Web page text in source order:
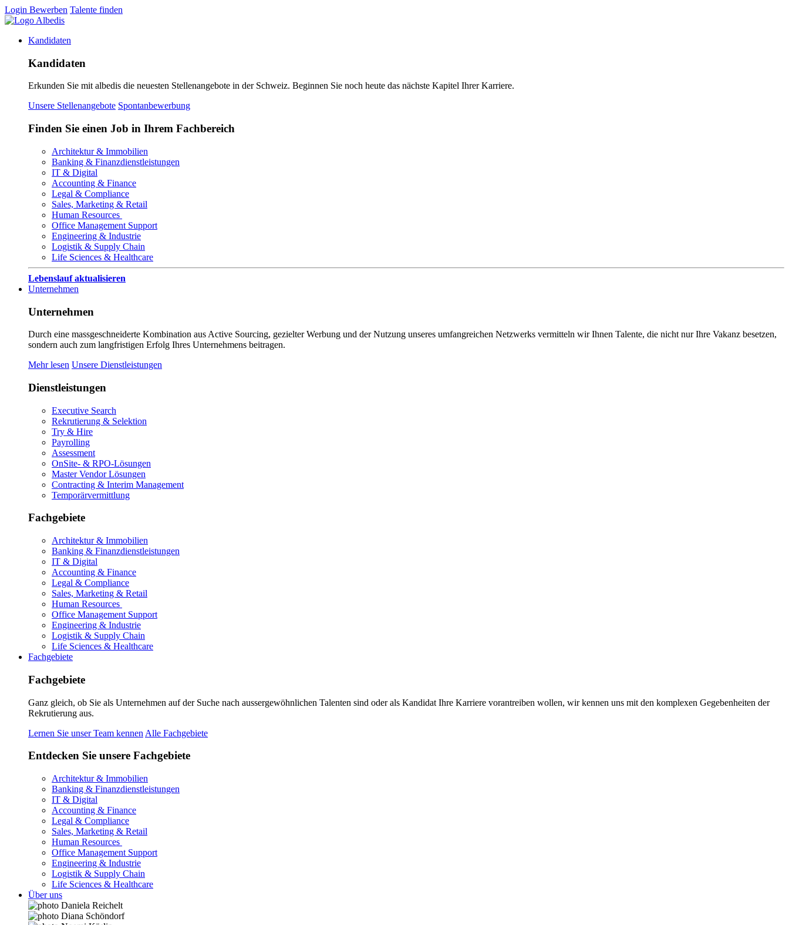
Login Bewerben Talente finden
Kandidaten
Kandidaten
Erkunden Sie mit albedis die neuesten Stellenangebote in der Schweiz. Beginnen Sie noch heute das nächste Kapitel Ihrer Karriere.
Unsere Stellenangebote Spontanbewerbung
Finden Sie einen Job in Ihrem Fachbereich
Architektur & Immobilien
Banking & Finanzdienstleistungen
IT & Digital
Accounting & Finance
Legal & Compliance
Sales, Marketing & Retail
Human Resources
Office Management Support
Engineering & Industrie
Logistik & Supply Chain
Life Sciences & Healthcare
Lebenslauf aktualisieren
Unternehmen
Unternehmen
Durch eine massgeschneiderte Kombination aus Active Sourcing, gezielter Werbung und der Nutzung unseres umfangreichen Netzwerks vermitteln wir Ihnen Talente, die nicht nur Ihre Vakanz besetzen,
sondern auch zum langfristigen Erfolg Ihres Unternehmens beitragen.
Mehr lesen Unsere Dienstleistungen
Dienstleistungen
Executive Search
Rekrutierung & Selektion
Try & Hire
Payrolling
Assessment
OnSite- & RPO-Lösungen
Master Vendor Lösungen
Contracting & Interim Management
Temporärvermittlung
Fachgebiete
Architektur & Immobilien
Banking & Finanzdienstleistungen
IT & Digital
Accounting & Finance
Legal & Compliance
Sales, Marketing & Retail
Human Resources
Office Management Support
Engineering & Industrie
Logistik & Supply Chain
Life Sciences & Healthcare
Fachgebiete
Fachgebiete
Ganz gleich, ob Sie als Unternehmen auf der Suche nach aussergewöhnlichen Talenten sind oder als Kandidat Ihre Karriere vorantreiben wollen, wir kennen uns mit den komplexen Gegebenheiten der
Rekrutierung aus.
Lernen Sie unser Team kennen Alle Fachgebiete
Entdecken Sie unsere Fachgebiete
Architektur & Immobilien
Banking & Finanzdienstleistungen
IT & Digital
Accounting & Finance
Legal & Compliance
Sales, Marketing & Retail
Human Resources
Office Management Support
Engineering & Industrie
Logistik & Supply Chain
Life Sciences & Healthcare
Über uns